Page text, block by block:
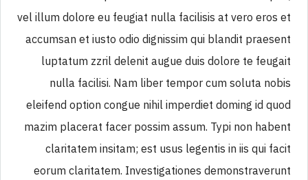
vel illum dolore eu feugiat nulla facilisis at vero eros et
accumsan et iusto odio dignissim qui blandit praesent
luptatum zzril delenit augue duis dolore te feugait
nulla facilisi. Nam liber tempor cum soluta nobis
eleifend option congue nihil imperdiet doming id quod
mazim placerat facer possim assum. Typi non habent
claritatem insitam; est usus legentis in iis qui facit
eorum claritatem. Investigationes demonstraverunt